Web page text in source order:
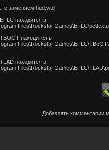
заменяем hud.wtd.
находится в
Files\Rockstar
находится в
Files\Rockstar
находится в
Files\Rockstar
Добавлять комментарии